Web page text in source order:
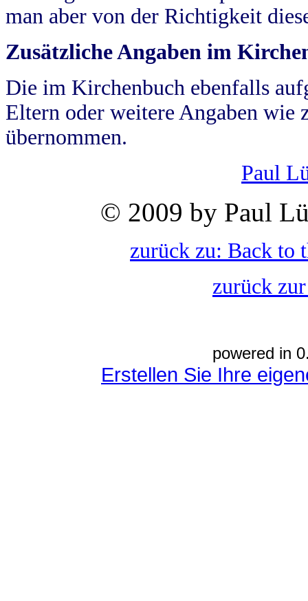
man aber von der Richtigkeit
Zusätzliche Angaben im
Die im Kirchenbuch ebenfalls
Eltern oder weitere Angaben wie
übernommen.
Paul
© 2009 by Paul
zurück zu: Back to
zurück
powered in
Erstellen Sie Ihre